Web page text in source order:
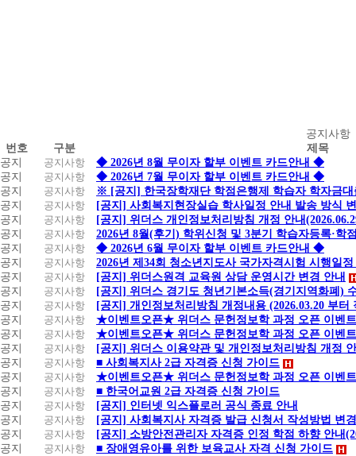
지
사
항
공지사항
번호
구분
제목
공지
공지사항
◆ 2026년 8월 무이자 할부 이벤트 카드안내 ◆
공지
공지사항
◆ 2026년 7월 무이자 할부 이벤트 카드안내 ◆
공지
공지사항
※ [공지] 한국장학재단 학점은행제 학습자 학자금
공지
공지사항
[공지] 사회복지현장실습 학사일정 안내 발송 방식
공지
공지사항
[공지] 위더스 개인정보처리방침 개정 안내
공지
공지사항
2026년 8월(후기) 학위신청 및 3분기 학습자등록·학
공지
공지사항
◆ 2026년 6월 무이자 할부 이벤트 카드안내 ◆
공지
공지사항
2026년 제34회 청소년지도사 국가자격시험 시행일
공지
공지사항
[공지] 위더스원격 교육원 상담 운영시간 변경 안내
공지
공지사항
[공지] 위더스 경기도 청년기본소득(경기지역화폐)
공지
공지사항
[공지] 개인정보처리방침 개정내용 (2026.03.20 부터
공지
공지사항
★이벤트오픈★ 위더스 문헌정보학 과정 오픈 이벤
공지
공지사항
★이벤트오픈★ 위더스 문헌정보학 과정 오픈 이벤
공지
공지사항
[공지] 위더스 이용약관 및 개인정보처리방침 개정
공지
공지사항
■ 사회복지사 2급 자격증 신청 가이드
공지
공지사항
★이벤트오픈★ 위더스 문헌정보학 과정 오픈 이벤
공지
공지사항
■ 한국어교원 2급 자격증 신청 가이드
공지
공지사항
[공지] 인터넷 익스플로러 공식 종료 안내
공지
공지사항
[공지] 사회복지사 자격증 발급 신청서 작성방법 변
공지
공지사항
[공지] 소방안전관리자 자격증 인정 학점 하향 안내
공지
공지사항
■ 장애영유아를 위한 보육교사 자격 신청 가이드